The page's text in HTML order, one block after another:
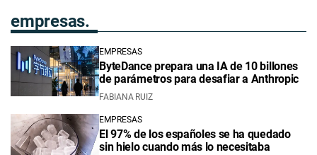
empresas.
EMPRESAS
ByteDance prepara una IA de 10 billones
de parámetros para desafiar a Anthropic
FABIANA RUIZ
EMPRESAS
El 97% de los españoles se ha quedado
sin hielo cuando más lo necesitaba